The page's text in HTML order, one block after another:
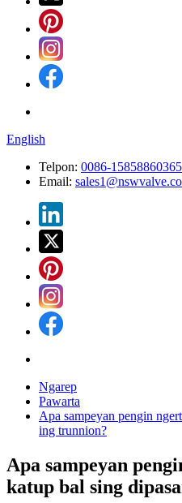
English
Telpon: 0086-15858860365
Email:
Ngarep
Pawarta
Apa sampeyan pengin
ing trunnion?
Apa sampeyan
katup bal sing